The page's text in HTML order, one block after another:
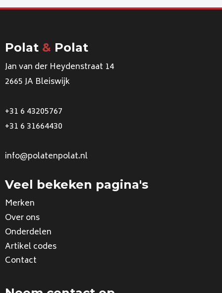
Polat & Polat
Jan van der Heydenstraat 14
2665 JA Bleiswijk
+31 6 43205767
+31 6 31664430
info@polatenpolat.nl
Veel bekeken pagina's
Merken
Over ons
Onderdelen
Artikel codes
Contact